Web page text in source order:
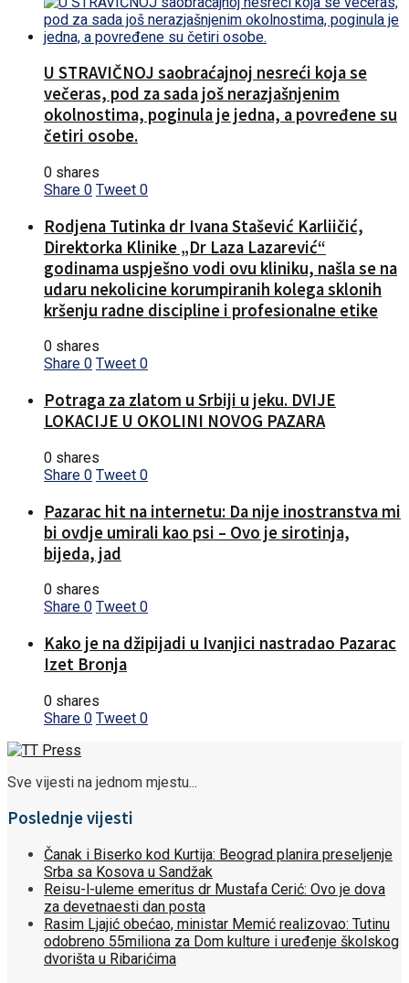
U STRAVIČNOJ saobraćajnoj nesreći koja se
večeras, pod za sada još nerazjašnjenim
okolnostima, poginula je jedna, a povređene su
četiri osobe.
0 shares
Share 0 Tweet 0
Rodjena Tutinka dr Ivana Stašević Karliičić,
Direktorka Klinike „Dr Laza Lazarević“
godinama uspješno vodi ovu kliniku, našla se na
udaru nekolicine korumpiranih kolega sklonih
kršenju radne discipline i profesionalne etike
0 shares
Share 0 Tweet 0
Potraga za zlatom u Srbiji u jeku. DVIJE
LOKACIJE U OKOLINI NOVOG PAZARA
0 shares
Share 0 Tweet 0
Pazarac hit na internetu: Da nije inostranstva mi
bi ovdje umirali kao psi – Ovo je sirotinja,
bijeda, jad
0 shares
Share 0 Tweet 0
Kako je na džipijadi u Ivanjici nastradao Pazarac
Izet Bronja
0 shares
Share 0 Tweet 0
Sve vijesti na jednom mjestu...
Poslednje vijesti
Čanak i Biserko kod Kurtija: Beograd planira preseljenje
Srba sa Kosova u Sandžak
Reisu-l-uleme emeritus dr Mustafa Cerić: Ovo je dova
za devetnaesti dan posta
Rasim Ljajić obećao, ministar Memić realizovao: Tutinu
odobreno 55miliona za Dom kulture i uređenje školskog
dvorišta u Ribarićima